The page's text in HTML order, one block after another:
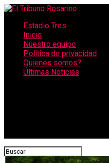
Estadio Tres
Inicio
Nuestro equipo
Política de privacidad
Quienes somos?
Últimas Noticias